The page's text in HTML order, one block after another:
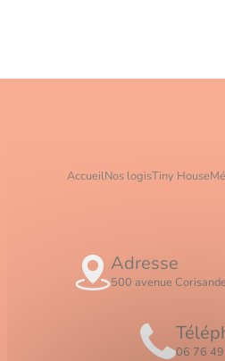
AccueilNos logisTiny House
Adresse
500 avenue
06 76